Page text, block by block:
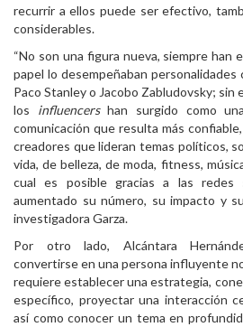
recurrir a ellos puede ser efectivo,
considerables.
“No son una figura nueva, siempre han
papel lo desempeñaban personalidades
Paco Stanley o Jacobo Zabludovsky; sin
los influencershan surgido como
comunicación que resulta más
creadores que lideran temas políticos,
vida, de belleza, de moda, fitness,
cual es posible gracias a las redes
aumentado su número, su impacto y
investigadora Garza.
Por otro lado, Alcántara
convertirse en una persona influyente
requiere establecer una estrategia,
específico, proyectar una interacción
así como conocer un tema en